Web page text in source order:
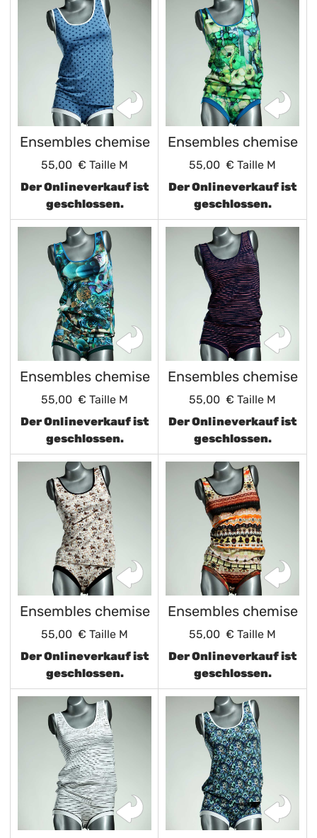
Ensembles chemise
55,00 € Taille M
Der Onlineverkauf ist
geschlossen.
Ensembles chemise
55,00 € Taille M
Der Onlineverkauf ist
geschlossen.
Ensembles chemise
55,00 € Taille M
Der Onlineverkauf ist
geschlossen.
Ensembles chemise
55,00 € Taille M
Der Onlineverkauf ist
geschlossen.
Ensembles chemise
55,00 € Taille M
Der Onlineverkauf ist
geschlossen.
Ensembles chemise
55,00 € Taille M
Der Onlineverkauf ist
geschlossen.